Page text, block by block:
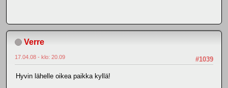
Verre
#1039
17.04.08 - klo: 20.09
Hyvin lähelle oikea paikka kyllä!